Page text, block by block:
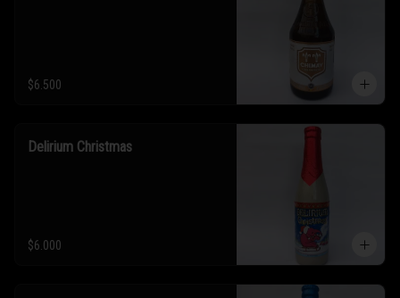
$6.500
Delirium Christmas
$6.000